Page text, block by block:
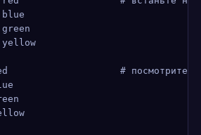
blue
yellow
# посмотрите на